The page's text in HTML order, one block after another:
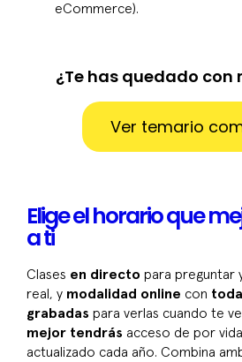
eCommerce).
¿Te has quedado con
Ver temario
Elige el horario que
a ti
Clases en directo para preguntar
real, y modalidad online con
grabadas para verlas cuando te
mejor tendrás acceso de por
actualizado cada año. Combina